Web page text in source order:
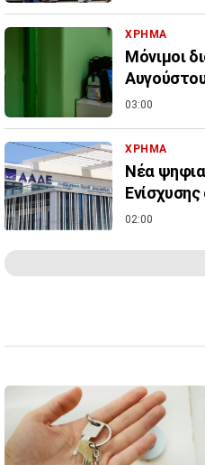
ΧΡΗΜΑ
Μόνιμοι
03:00
ΧΡΗΜΑ
Νέα
02:00